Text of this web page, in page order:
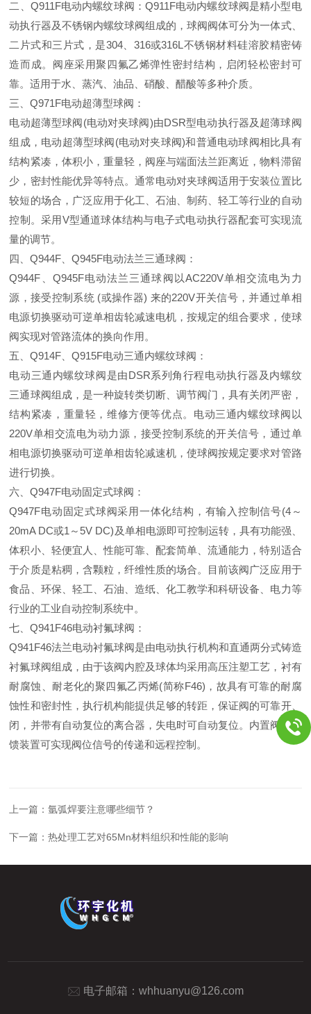
二、 Q911F电动内螺纹球阀： Q911F电动内螺纹球阀是精小型电
动执行器及不锈钢内螺纹球阀组成的，球阀阀体可分为一体式、
二片式和三片式，是304、 316或316L不锈钢材料硅溶胶精密铸
造而成。阀座采用聚四氟乙烯弹性密封结构，启闭轻松密封可
靠。适用于水、蒸汽、油品、硝酸、醋酸等多种介质。
三、Q971F电动超薄型球阀：
电动超薄型球阀(电动对夹球阀)由DSR型电动执行器及超薄球阀
组成，电动超薄型球阀(电动对夹球阀)和普通电动球阀相比具有
结构紧凑，体积小，重量轻，阀座与端面法兰距离近，物料滞留
少，密封性能优异等特点。通常电动对夹球阀适用于安装位置比
较短的场合，广泛应用于化工、石油、制药、轻工等行业的自动
控制。采用V型通道球体结构与电子式电动执行器配套可实现流
量的调节。
四、Q944F 、Q945F电动法兰三通球阀：
Q944F
Q945F电动法兰三通球阀以AC220V单相交流电为力
源，接受控制系统 (或操作器) 来的220V开关信号，并通过单相
电源切换驱动可逆单相齿轮减速电机，按规定的组合要求，使球
阀实现对管路流体的换向作用。
五、Q914F 、Q915F电动三通内螺纹球阀：
电动三通内螺纹球阀是由DSR系列角行程电动执行器及内螺纹
三通球阀组成，是一种旋转类切断、调节阀门，具有关闭严密，
结构紧凑，重量轻，维修方便等优点。电动三通内螺纹球阀以
220V单相交流电为动力源，接受控制系统的开关信号，通过单
相电源切换驱动可逆单相齿轮减速机，使球阀按规定要求对管路
进行切换。
六、Q947F电动固定式球阀：
Q947F电动固定式球阀采用一体化结构，有输入控制信号(4～
20mA DC或1 ～ 5V DC) 及单相电源即可控制运转，具有功能强、
体积小、轻便宜人、性能可靠、配套简单、流通能力，特别适合
于介质是粘稠，含颗粒，纤维性质的场合。目前该阀广泛应用于
食品、环保、轻工、石油、造纸、化工教学和科研设备、电力等
行业的工业自动控制系统中。
七、Q941F46电动衬氟球阀：
Q941F46法兰电动衬氟球阀是由电动执行机构和直通两分式铸造
衬氟球阀组成，由于该阀内腔及球体均采用高压注塑工艺，衬有
耐腐蚀、耐老化的聚四氟乙丙烯(简称F46) ，故具有可靠的耐腐
蚀性和密封性，执行机构能提供足够的转距，保证阀的可靠开、
闭，并带有自动复位的离合器，失电时可自动复位。内置阀位反
馈装置可实现阀位信号的传递和远程控制。
上一篇：氩弧焊要注意哪些细节？
下一篇：热处理工艺对65Mn材料组织和性能的影响
电子邮箱： whhuanyu@126.com